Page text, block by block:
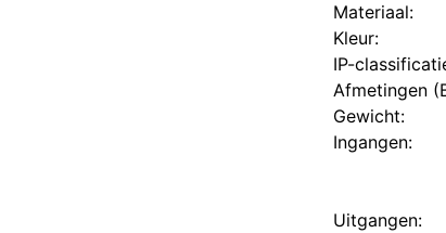
Materiaal:
Kleur:
IP-
Afmetingen
Gewicht:
Ingangen:
Uitgangen: